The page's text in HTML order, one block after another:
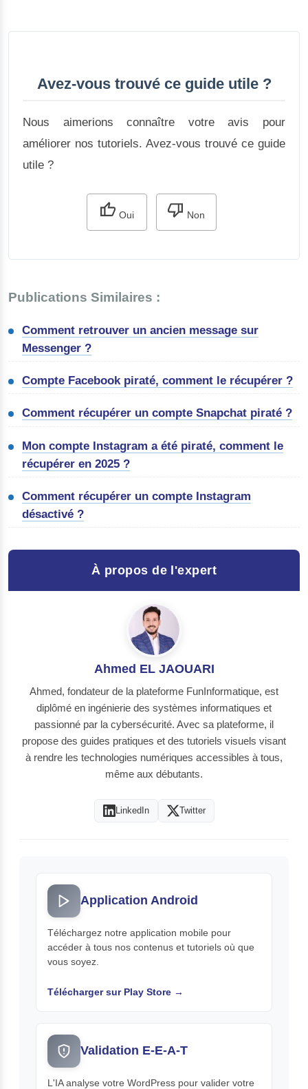
Avez-vous trouvé ce guide utile ?
Nous aimerions connaître votre avis pour
améliorer nos tutoriels. Avez-vous trouvé ce guide
utile ?
Oui Non
Publications Similaires :
Comment retrouver un ancien message sur
Messenger ?
Compte Facebook piraté, comment le récupérer ?
Comment récupérer un compte Snapchat piraté ?
Mon compte Instagram a été piraté, comment le
récupérer en 2025 ?
Comment récupérer un compte Instagram
désactivé ?
À propos de l'expert
Ahmed EL JAOUARI
Ahmed, fondateur de la plateforme FunInformatique, est
diplômé en ingénierie des systèmes informatiques et
passionné par la cybersécurité. Avec sa plateforme, il
propose des guides pratiques et des tutoriels visuels visant
à rendre les technologies numériques accessibles à tous,
même aux débutants.
LinkedIn Twitter
Application Android
Téléchargez notre application mobile pour
accéder à tous nos contenus et tutoriels où que
vous soyez.
Télécharger sur Play Store →
Validation E-E-A-T
L'IA analyse votre WordPress pour valider votre